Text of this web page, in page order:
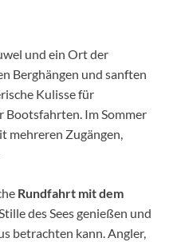
und ein Ort der
Berghängen und sanften
Kulisse für
Bootsfahrten. Im Sommer
mehreren Zugängen,
Rundfahrt mit dem
des Sees genießen und
betrachten kann. Angler,